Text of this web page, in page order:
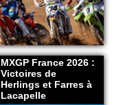
MXGP France 2026 :
Victoires de
Herlings et Farres à
Lacapelle